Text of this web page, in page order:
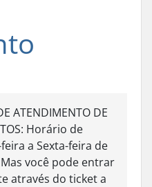
ATENDIMENTO DE
Horário de
a Sexta-feira de
você pode entrar
através do ticket a